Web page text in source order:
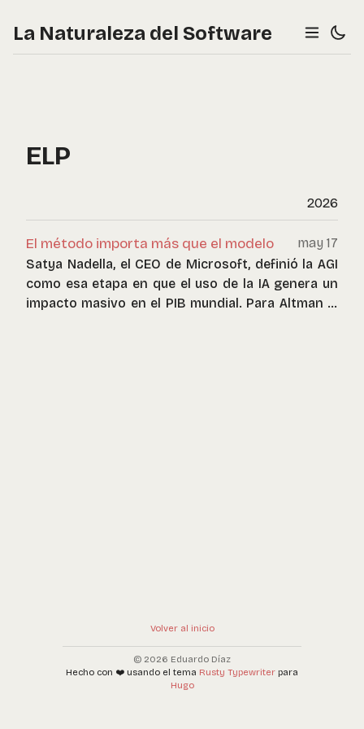
La Naturaleza del Software
ELP
2026
El método importa más que el modelo
may 17
Satya Nadella, el CEO de Microsoft, definió la AGI
como esa etapa en que el uso de la IA genera un
impacto masivo en el PIB mundial. Para Altman el
Volver al inicio
© 2026 Eduardo Díaz
Hecho con ❤️ usando el tema Rusty Typewriter para
Hugo